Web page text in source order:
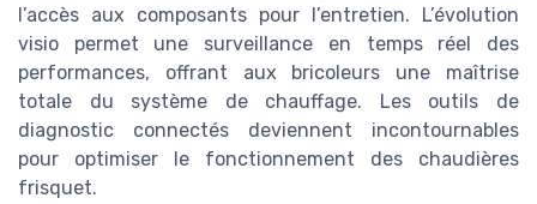
l’accès aux composants pour l’entretien. L’évolution
visio permet une surveillance en temps réel des
performances, offrant aux bricoleurs une maîtrise
totale du système de chauffage. Les outils de
diagnostic connectés deviennent incontournables
pour optimiser le fonctionnement des chaudières
frisquet.